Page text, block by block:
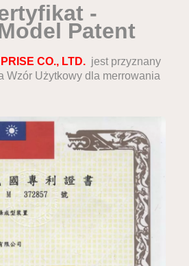
-
odel Patent
CO., LTD. jest przyznany
Wzór Użytkowy dla merrowania